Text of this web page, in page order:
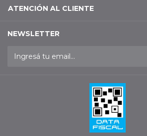
ATENCIÓN AL CLIENTE
NEWSLETTER